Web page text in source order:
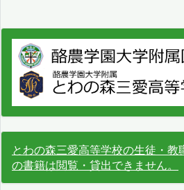
とわの森三愛高等学校の生徒・
の書籍は閲覧・貸出できません。